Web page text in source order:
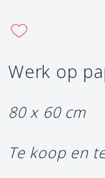
Werk op
80 x 60 cm
Te koop en